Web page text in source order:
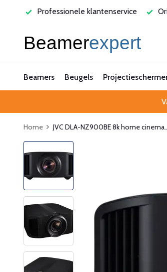
Originele kwaliteitsproducten
Beamers Beugels
Home JVC DLA-NZ900BE 8k home